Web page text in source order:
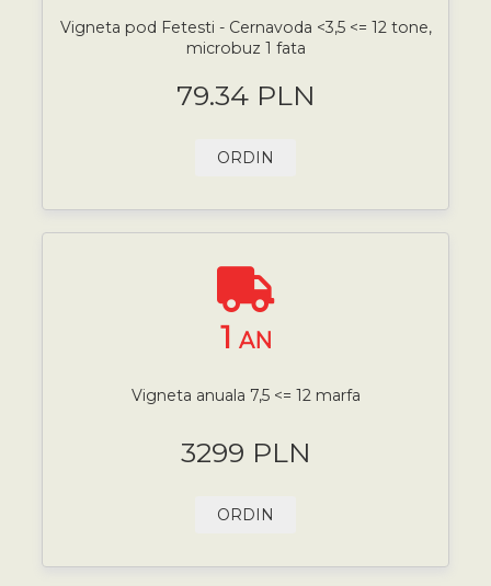
Vigneta pod Fetesti - Cernavoda <3,5 <= 12 tone,
microbuz 1 fata
79.34 PLN
ORDIN
1 AN
Vigneta anuala 7,5 <= 12 marfa
3299 PLN
ORDIN